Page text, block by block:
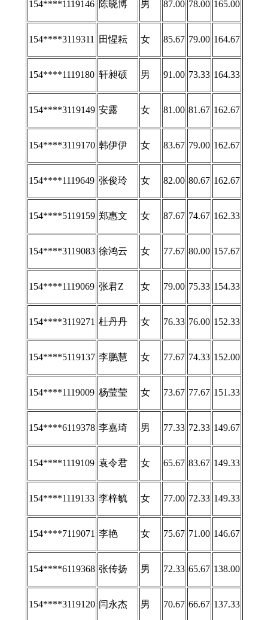
154****1119146 陈晓博 男 87.00 78.00 165.00
154****3119311 田惺耘 女 85.67 79.00 164.67
154****1119180 轩昶硕 男 91.00 73.33 164.33
154****3119149 安露 女 81.00 81.67 162.67
154****3119170 韩伊伊 女 83.67 79.00 162.67
154****1119649 张俊玲 女 82.00 80.67 162.67
154****5119159 郑惠文 女 87.67 74.67 162.33
154****3119083 徐鸿云 女 77.67 80.00 157.67
154****1119069 张君Z 女 79.00 75.33 154.33
154****3119271 杜丹丹 女 76.33 76.00 152.33
154****5119137 李鹏慧 女 77.67 74.33 152.00
154****1119009 杨莹莹 女 73.67 77.67 151.33
154****6119378 李嘉琦 男 77.33 72.33 149.67
154****1119109 袁令君 女 65.67 83.67 149.33
154****1119133 李梓毓 女 77.00 72.33 149.33
154****7119071 李艳 女 75.67 71.00 146.67
154****6119368 张传扬 男 72.33 65.67 138.00
154****3119120 闫永杰 男 70.67 66.67 137.33